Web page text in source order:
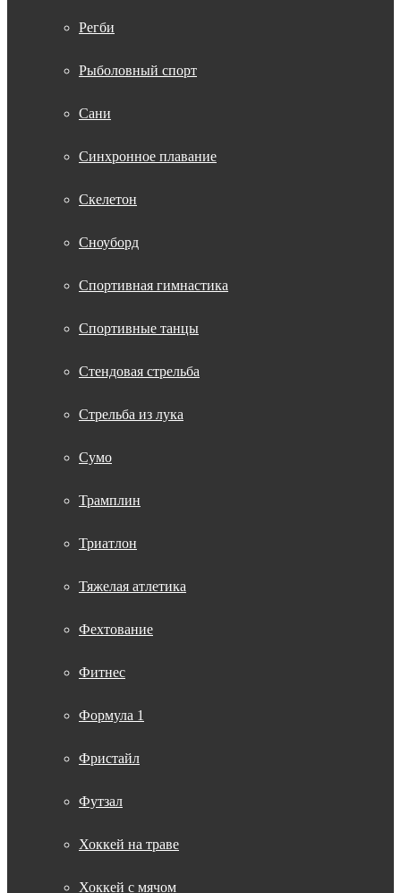
Регби
Рыболовный спорт
Сани
Синхронное плавание
Скелетон
Сноуборд
Спортивная гимнастика
Спортивные танцы
Стендовая стрельба
Стрельба из лука
Сумо
Трамплин
Триатлон
Тяжелая атлетика
Фехтование
Фитнес
Формула 1
Фристайл
Футзал
Хоккей на траве
Хоккей с мячом